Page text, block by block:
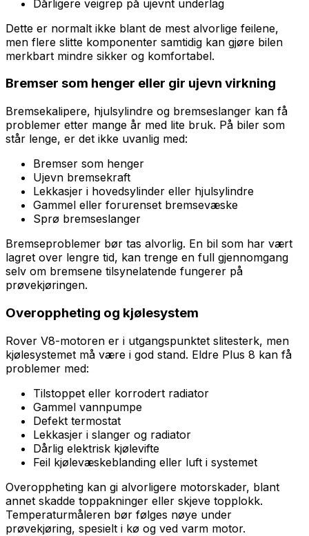
Dårligere veigrep på ujevnt underlag
Dette er normalt ikke blant de mest alvorlige feilene,
men flere slitte komponenter samtidig kan gjøre bilen
merkbart mindre sikker og komfortabel.
Bremser som henger eller gir ujevn virkning
Bremsekalipere, hjulsylindre og bremseslanger kan få
problemer etter mange år med lite bruk. På biler som
står lenge, er det ikke uvanlig med:
Bremser som henger
Ujevn bremsekraft
Lekkasjer i hovedsylinder eller hjulsylindre
Gammel eller forurenset bremsevæske
Sprø bremseslanger
Bremseproblemer bør tas alvorlig. En bil som har vært
lagret over lengre tid, kan trenge en full gjennomgang
selv om bremsene tilsynelatende fungerer på
prøvekjøringen.
Overoppheting og kjølesystem
Rover V8-motoren er i utgangspunktet slitesterk, men
kjølesystemet må være i god stand. Eldre Plus 8 kan få
problemer med:
Tilstoppet eller korrodert radiator
Gammel vannpumpe
Defekt termostat
Lekkasjer i slanger og radiator
Dårlig elektrisk kjølevifte
Feil kjølevæskeblanding eller luft i systemet
Overoppheting kan gi alvorligere motorskader, blant
annet skadde toppakninger eller skjeve topplokk.
Temperaturmåleren bør følges nøye under
prøvekjøring, spesielt i kø og ved varm motor.